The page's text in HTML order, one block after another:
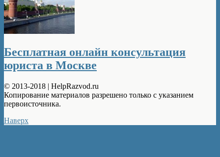
Бесплатная онлайн консультация
юриста в Москве
© 2013-2018 | HelpRazvod.ru
Копирование материалов разрешено только с указанием
первоисточника.
Наверх